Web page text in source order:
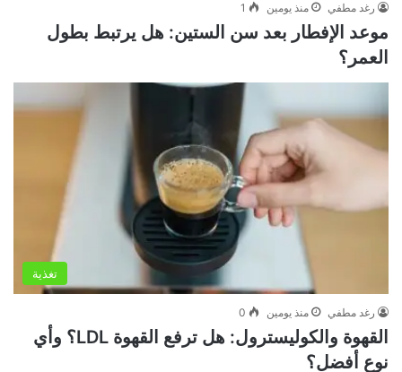
رغد مطفي منذ يومين 1
موعد الإفطار بعد سن الستين: هل يرتبط بطول
العمر؟
تغذية
رغد مطفي منذ يومين 0
القهوة والكوليسترول: هل ترفع القهوة LDL؟ وأي
نوع أفضل؟